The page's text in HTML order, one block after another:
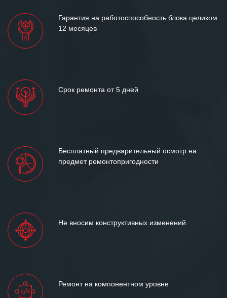
Гарантия на работоспособность блока целиком
12 месяцев
Срок ремонта от 5 дней
Бесплатный предварительный осмотр на
предмет ремонтопригодности
Не вносим конструктивных изменений
Ремонт на компонентном уровне